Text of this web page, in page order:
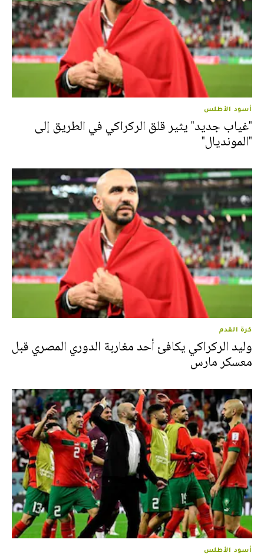
أسود الأطلس
"غياب جديد" يثير قلق الركراكي في الطريق إلى
"المونديال"
كرة القدم
وليد الركراكي يكافئ أحد مغاربة الدوري المصري قبل
معسكر مارس
أسود الأطلس